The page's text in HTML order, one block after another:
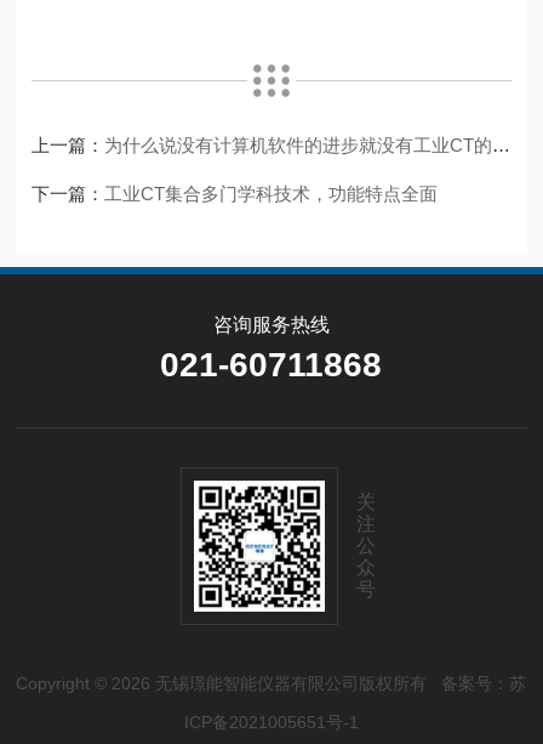
上一篇： 为什么说没有计算机软件的进步就没有工业CT的今天呢？
下一篇： 工业CT集合多门学科技术，功能特点全面
咨询服务热线
021-60711868
关
注
公
众
号
Copyright © 2026 无锡璟能智能仪器有限公司版权所有 备案号：苏
ICP备2021005651号-1